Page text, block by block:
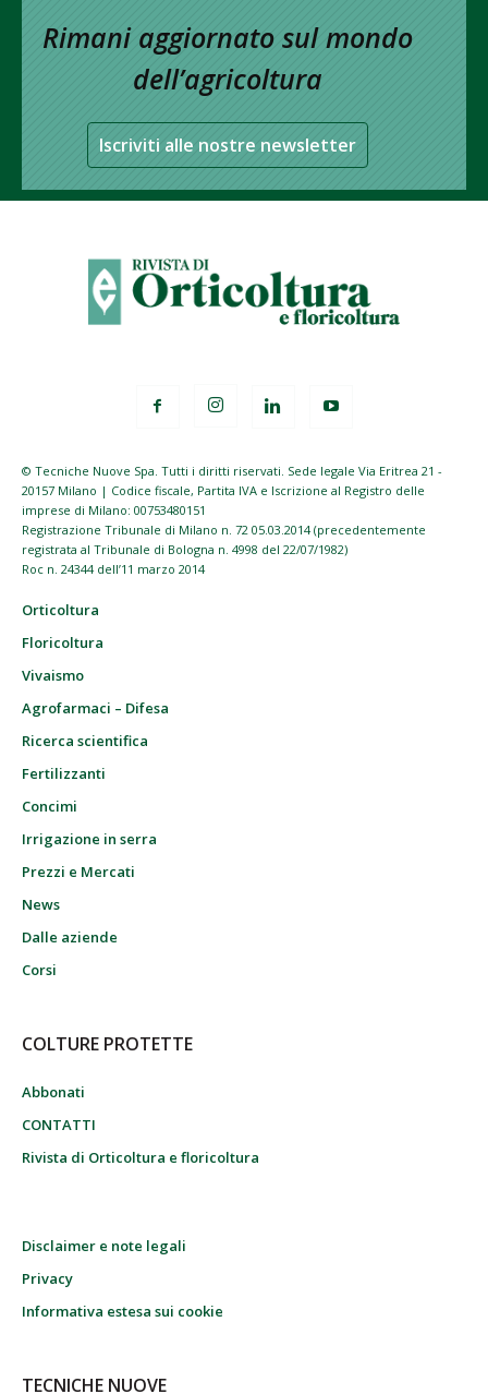
Rimani aggiornato sul mondo
dell’agricoltura
Iscriviti alle nostre newsletter
© Tecniche Nuove Spa. Tutti i diritti riservati. Sede legale Via Eritrea 21 -
20157 Milano | Codice fiscale, Partita IVA e Iscrizione al Registro delle
imprese di Milano: 00753480151
Registrazione Tribunale di Milano n. 72 05.03.2014 (precedentemente
registrata al Tribunale di Bologna n. 4998 del 22/07/1982)
Roc n. 24344 dell’11 marzo 2014
Orticoltura
Floricoltura
Vivaismo
Agrofarmaci – Difesa
Ricerca scientifica
Fertilizzanti
Concimi
Irrigazione in serra
Prezzi e Mercati
News
Dalle aziende
Corsi
COLTURE PROTETTE
Abbonati
CONTATTI
Rivista di Orticoltura e floricoltura
Disclaimer e note legali
Privacy
Informativa estesa sui cookie
TECNICHE NUOVE